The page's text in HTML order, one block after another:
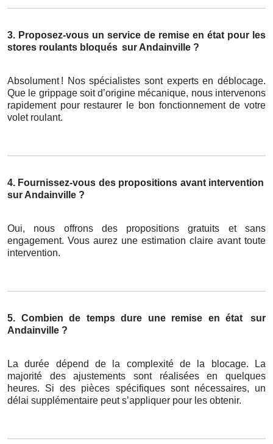
3. Proposez-vous un service de remise en état pour les
stores roulants bloqués sur Andainville ?
Absolument ! Nos spécialistes sont experts en déblocage.
Que le grippage soit d’origine mécanique, nous intervenons
rapidement pour restaurer le bon fonctionnement de votre
volet roulant.
4. Fournissez-vous des propositions avant intervention
sur Andainville ?
Oui, nous offrons des propositions gratuits et sans
engagement. Vous aurez une estimation claire avant toute
intervention.
5. Combien de temps dure une remise en état
sur
Andainville ?
La durée dépend de la complexité de la blocage. La
majorité des ajustements sont réalisées en quelques
heures. Si des pièces spécifiques sont nécessaires, un
délai supplémentaire peut s’appliquer pour les obtenir.